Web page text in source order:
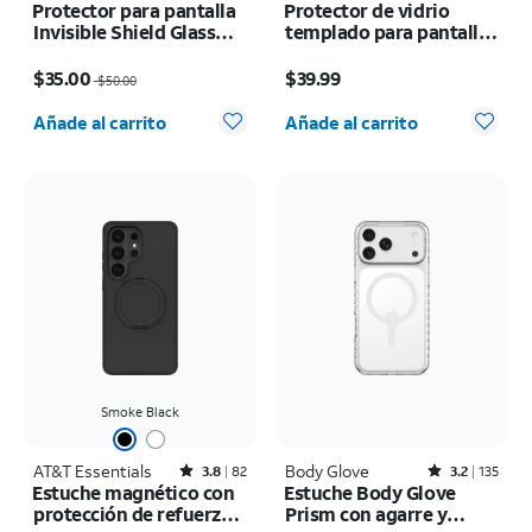
Protector para pantalla
Invisible Shield Glass
$35.00$50.00
Cantidad seleccionada: 0
Añade al carrito
Protector de vidrio
templado para pantalla
Fold8 Ultra
$39.99
Cantidad seleccionada: 0
Añade al carrito
Smoke Black
AT&T Essentials Rated3.8out of 5 stars with82reviews
3.8 82
Estuche magnético con
protección de refuerzo
Body Glove Rated3.2out of 5 stars with135reviews
3.2 135
Estuche Body Glove
Prism con agarre y